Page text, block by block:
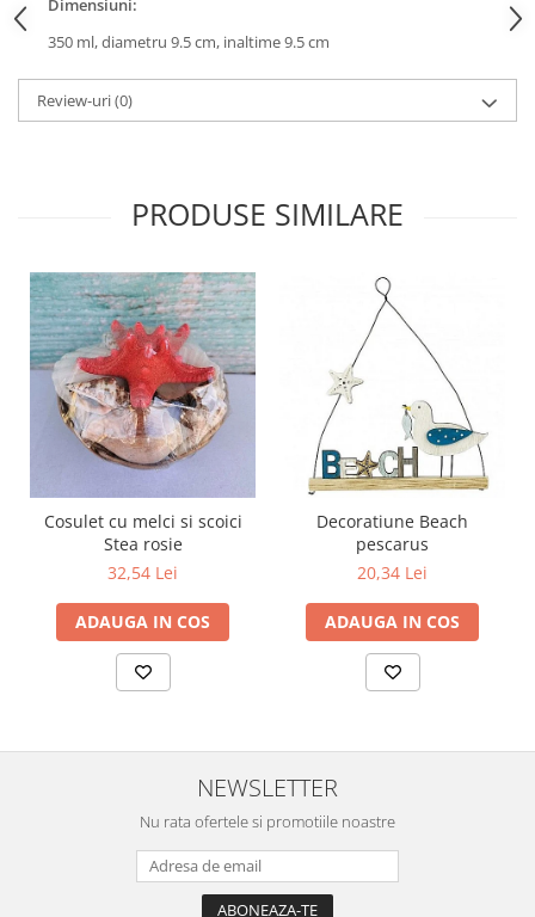
Dimensiuni:
350 ml, diametru 9.5 cm, inaltime 9.5 cm
Review-uri(0)
PRODUSE SIMILARE
Cosulet cu melci si scoici
Stea rosie
32,54 Lei
ADAUGA IN COS
Decoratiune Beach
pescarus
20,34 Lei
ADAUGA IN COS
NEWSLETTER
Nu rata ofertele si promotiile noastre